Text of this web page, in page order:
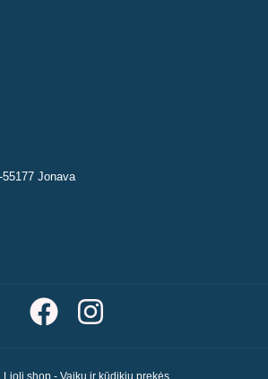
55177 Jonava
shop - Vaikų ir kūdikių prekės